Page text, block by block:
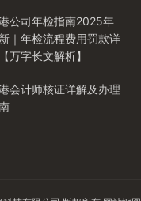
公司年检指南2025年
｜年检流程费用罚款详
万字长文解析】
会计师核证详解及办理